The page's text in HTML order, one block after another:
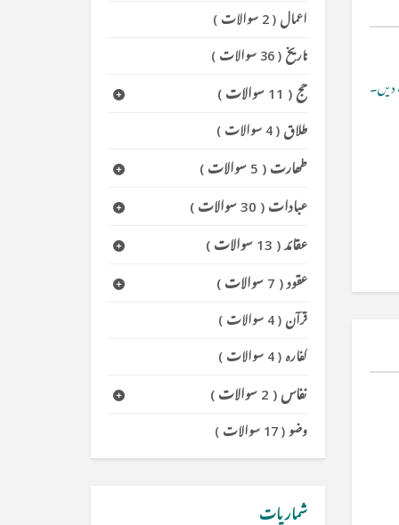
دیں۔
اعمال(2 سوالات )
تاریخ(36 سوالات )
حج( 11 سوالات )
طلاق(4 سوالات )
طھارت( 5 سوالات )
عبادات( 30 سوالات )
عقائد( 13 سوالات )
عقود( 7 سوالات )
قرآن(4 سوالات )
کفارہ(4 سوالات )
نفاس( 2 سوالات )
وضو(17 سوالات )
شماریات